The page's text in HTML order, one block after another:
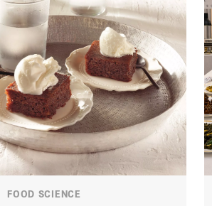
FOOD SCIENCE